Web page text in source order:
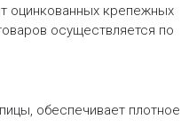
оцинкованных крепежных
осуществляется по
обеспечивает плотное